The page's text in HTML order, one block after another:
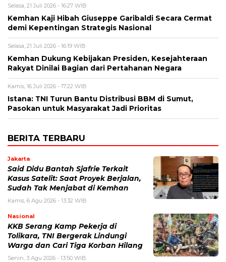
Selasa, 21 Juli 2026 - 16:27 WIB
Kemhan Kaji Hibah Giuseppe Garibaldi Secara Cermat
demi Kepentingan Strategis Nasional
Selasa, 21 Juli 2026 - 16:19 WIB
Kemhan Dukung Kebijakan Presiden, Kesejahteraan
Rakyat Dinilai Bagian dari Pertahanan Negara
Kamis, 16 Juli 2026 - 17:22 WIB
Istana: TNI Turun Bantu Distribusi BBM di Sumut,
Pasokan untuk Masyarakat Jadi Prioritas
BERITA TERBARU
Jakarta
Said Didu Bantah Sjafrie Terkait
Kasus Satelit: Saat Proyek Berjalan,
Sudah Tak Menjabat di Kemhan
Kamis, 6 Agu 2026 - 13:32 WIB
Nasional
KKB Serang Kamp Pekerja di
Tolikara, TNI Bergerak Lindungi
Warga dan Cari Tiga Korban Hilang
Senin, 3 Agu 2026 - 13:50 WIB